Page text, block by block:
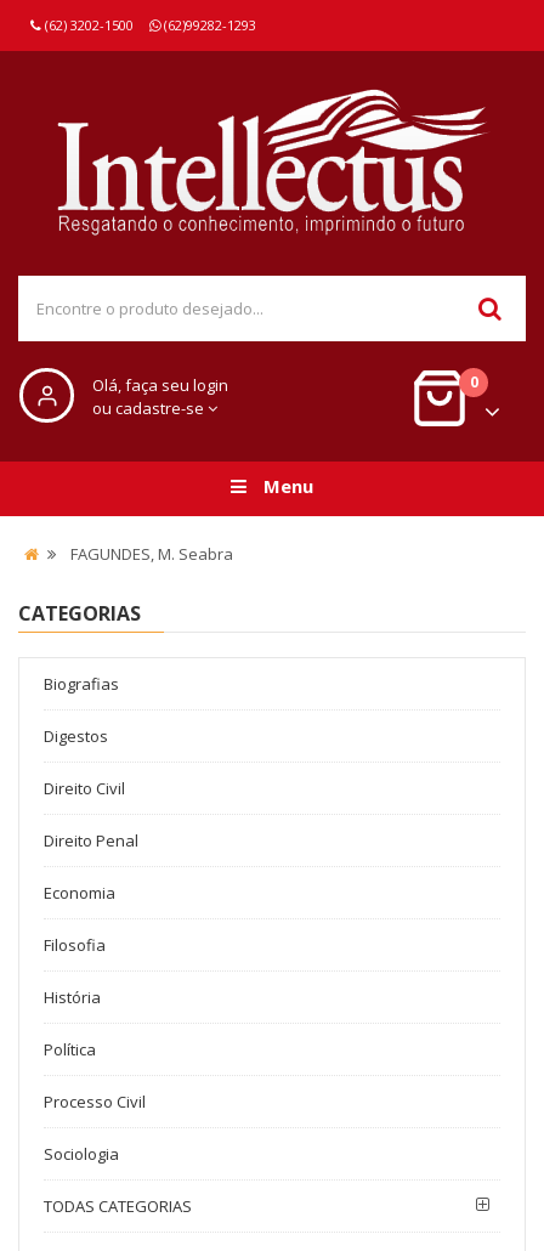
(62) 3202-1500 (62)99282-1293
Olá, faça seu login
ou cadastre-se
0
Menu
FAGUNDES, M. Seabra
CATEGORIAS
Biografias
Digestos
Direito Civil
Direito Penal
Economia
Filosofia
História
Política
Processo Civil
Sociologia
TODAS CATEGORIAS